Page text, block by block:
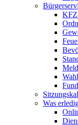
Was